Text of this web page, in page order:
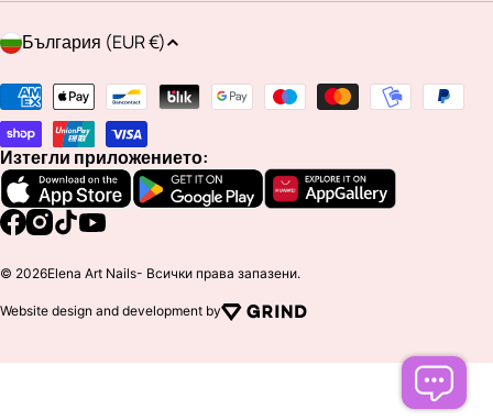
Д
р
ж
а
в
а
/
р
е
България (EUR €)
Методи
на
плащане
Изтегли приложението:
Facebook
Instagram
TikTokYouTube
© 2026Elena Art Nails- Всички права запазени.
Website design and development by